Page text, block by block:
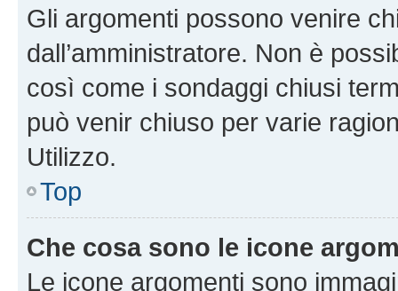
Gli argomenti possono venire
dall’amministratore. Non è
così come i sondaggi chiusi
può venir chiuso per varie
Utilizzo.
Top
Che cosa sono le icone
Le icone argomenti sono